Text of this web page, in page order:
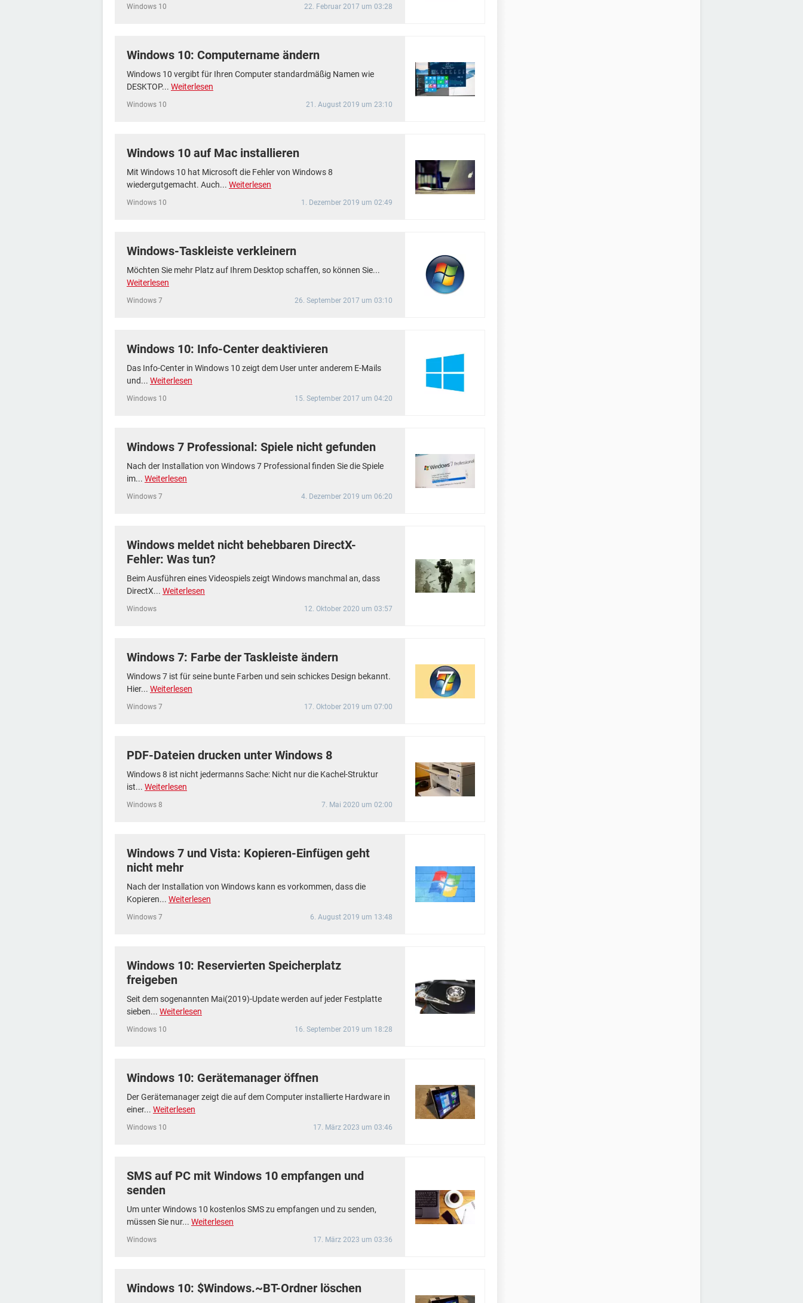
Windows 10 22. Februar 2017 um 03:28
Windows 10: Computername ändern
Windows 10 vergibt für Ihren Computer standardmäßig Namen wie
DESKTOP... Weiterlesen
Windows 10 21. August 2019 um 23:10
Windows 10 auf Mac installieren
Mit Windows 10 hat Microsoft die Fehler von Windows 8
wiedergutgemacht. Auch... Weiterlesen
Windows 10 1. Dezember 2019 um 02:49
Windows-Taskleiste verkleinern
Möchten Sie mehr Platz auf Ihrem Desktop schaffen, so können Sie...
Weiterlesen
Windows 7 26. September 2017 um 03:10
Windows 10: Info-Center deaktivieren
Das Info-Center in Windows 10 zeigt dem User unter anderem E-Mails
und... Weiterlesen
Windows 10 15. September 2017 um 04:20
Windows 7 Professional: Spiele nicht gefunden
Nach der Installation von Windows 7 Professional finden Sie die Spiele
im... Weiterlesen
Windows 7 4. Dezember 2019 um 06:20
Windows meldet nicht behebbaren DirectX-
Fehler: Was tun?
Beim Ausführen eines Videospiels zeigt Windows manchmal an, dass
DirectX... Weiterlesen
Windows 12. Oktober 2020 um 03:57
Windows 7: Farbe der Taskleiste ändern
Windows 7 ist für seine bunte Farben und sein schickes Design bekannt.
Hier... Weiterlesen
Windows 7 17. Oktober 2019 um 07:00
PDF-Dateien drucken unter Windows 8
Windows 8 ist nicht jedermanns Sache: Nicht nur die Kachel-Struktur
ist... Weiterlesen
Windows 8 7. Mai 2020 um 02:00
Windows 7 und Vista: Kopieren-Einfügen geht
nicht mehr
Nach der Installation von Windows kann es vorkommen, dass die
Kopieren... Weiterlesen
Windows 7 6. August 2019 um 13:48
Windows 10: Reservierten Speicherplatz
freigeben
Seit dem sogenannten Mai(2019)-Update werden auf jeder Festplatte
sieben... Weiterlesen
Windows 10 16. September 2019 um 18:28
Windows 10: Gerätemanager öffnen
Der Gerätemanager zeigt die auf dem Computer installierte Hardware in
einer... Weiterlesen
Windows 10 17. März 2023 um 03:46
SMS auf PC mit Windows 10 empfangen und
senden
Um unter Windows 10 kostenlos SMS zu empfangen und zu senden,
müssen Sie nur... Weiterlesen
Windows 17. März 2023 um 03:36
Windows 10: $Windows.~BT-Ordner löschen